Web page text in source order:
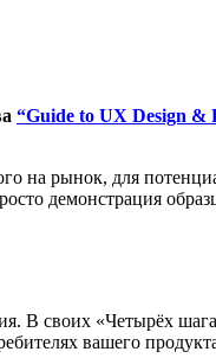
“Guide to UX Design &
на рынок, для
демонстрация
В своих «Четырёх
вашего